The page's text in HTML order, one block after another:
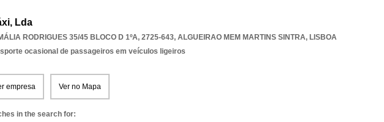
Lda
RODRIGUES 35/45 BLOCO D 1ºA, 2725-643, ALGUEIRAO MEM MARTINS SINTRA, LISBOA
ocasional de passageiros em veículos ligeiros
empresa Ver no Mapa
in the search for: